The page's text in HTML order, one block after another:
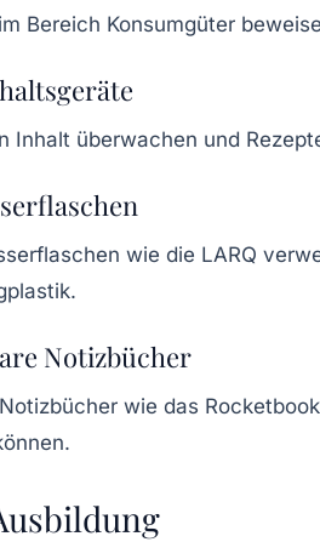
Bereich Konsumgüter
Inhalt überwachen und
wie die LARQ
Notizbücher
wie das Rocketbook